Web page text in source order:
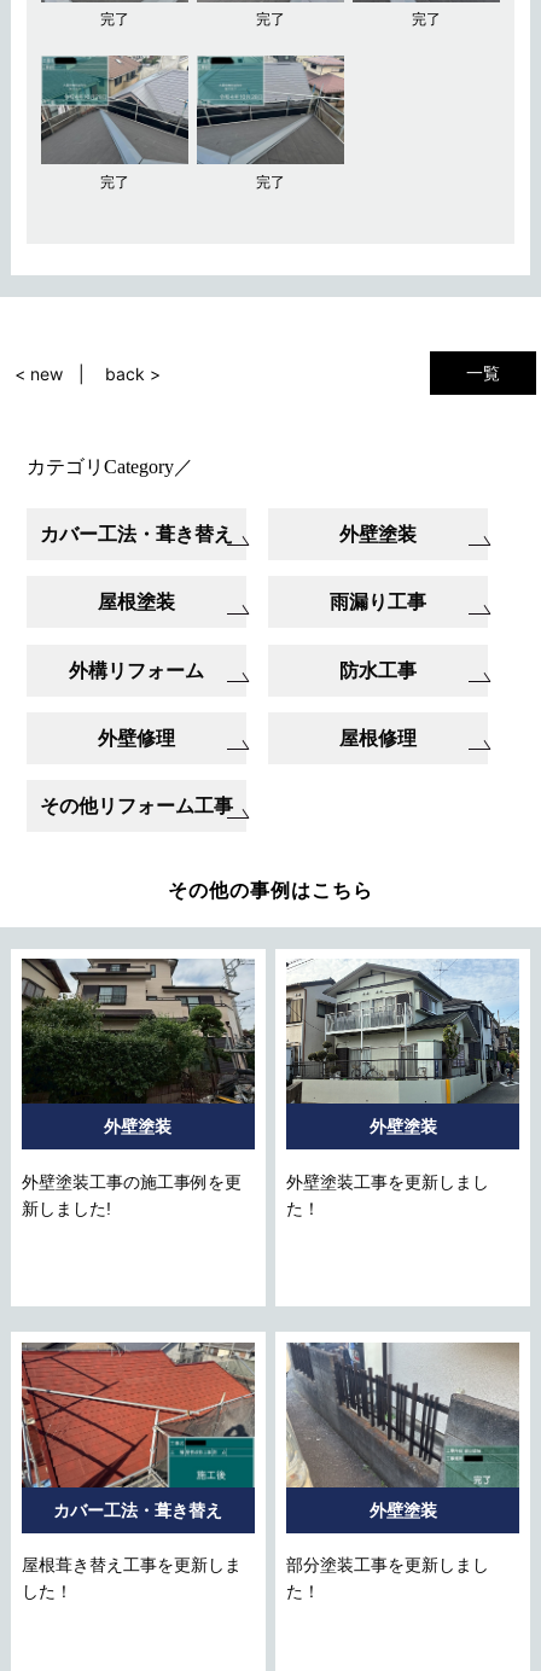
完了 完了 完了
完了 完了
一覧
< new back >
カテゴリCategory／
カバー工法・葺き替え 外壁塗装
屋根塗装 雨漏り工事
外構リフォーム 防水工事
外壁修理 屋根修理
その他リフォーム工事
その他の事例はこちら
外壁塗装
外壁塗装工事の施工事例を更
新しました!
外壁塗装
外壁塗装工事を更新しまし
た！
カバー工法・葺き替え
屋根葺き替え工事を更新しま
した！
外壁塗装
部分塗装工事を更新しまし
た！